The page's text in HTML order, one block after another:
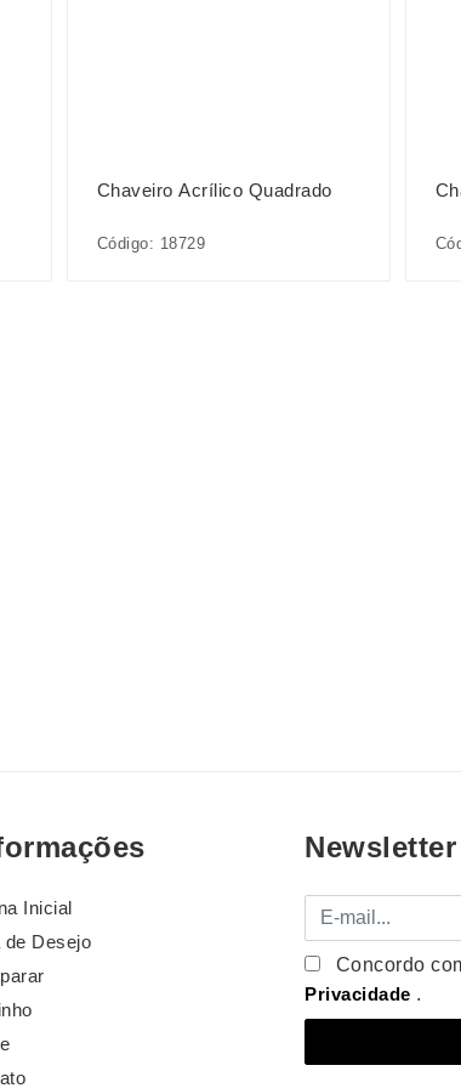
Chaveiro Acrílico Quadrado
Código: 18729
Inicial
de Desejo
Newsletter
E-mail
Concordo
Privacidade .